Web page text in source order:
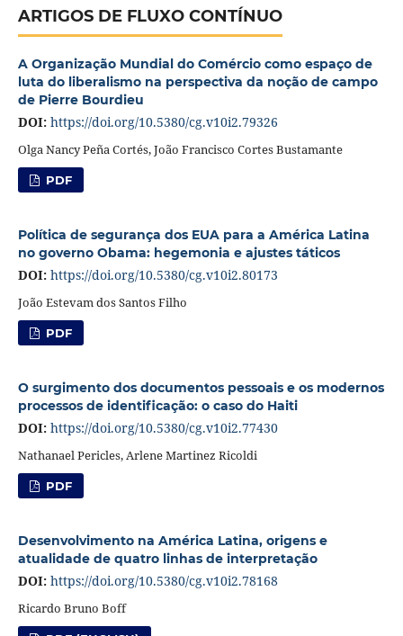
ARTIGOS DE FLUXO CONTÍNUO
A Organização Mundial do Comércio como espaço de
luta do liberalismo na perspectiva da noção de campo
de Pierre Bourdieu
DOI: https://doi.org/10.5380/cg.v10i2.79326
Olga Nancy Peña Cortés, João Francisco Cortes Bustamante
PDF
Política de segurança dos EUA para a América Latina
no governo Obama: hegemonia e ajustes táticos
DOI: https://doi.org/10.5380/cg.v10i2.80173
João Estevam dos Santos Filho
PDF
O surgimento dos documentos pessoais e os modernos
processos de identificação: o caso do Haiti
DOI: https://doi.org/10.5380/cg.v10i2.77430
Nathanael Pericles, Arlene Martinez Ricoldi
PDF
Desenvolvimento na América Latina, origens e
atualidade de quatro linhas de interpretação
DOI: https://doi.org/10.5380/cg.v10i2.78168
Ricardo Bruno Boff